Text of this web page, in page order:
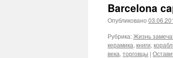
Barcelona
Опубликовано
Рубрика:Жизнь
керамика, книги,
века, торговцы |